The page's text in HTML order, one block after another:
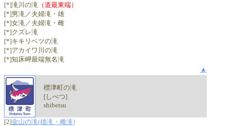
[*]滝川の滝 （道最東端）
[*]男滝／夫婦滝・雄
[*]女滝／夫婦滝・雌
[*]クズレ滝
[*]キキリベツの滝
[*]アカイワ川の滝
[*]知床岬最端無名滝
▲
標津町の滝
[しべつ]
shibetsu
[2]金山の滝(雄滝・雌滝)